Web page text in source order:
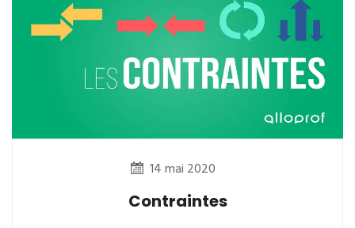
14 mai 2020
Contraintes